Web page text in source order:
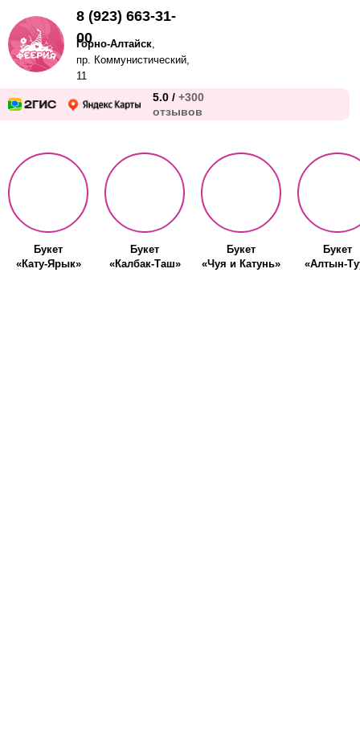
5.0 / +300
отзывов
Горно-Алтайск,
пр. Коммунистический,
11
8 (923) 663-31-
00
Букет
«Кату-Ярык»
Букет
«Калбак-Таш»
Букет
«Чуя и Катунь»
Букет
«Алтын-